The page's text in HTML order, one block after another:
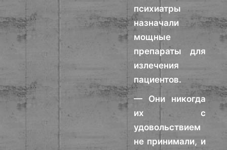
психиатры
назначали
мощные
препараты для
излечения
пациентов.
— Они никогда
их с
удовольствием
не принимали, и